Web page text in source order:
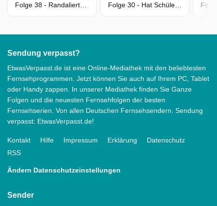
Folge 30 - Hat Schülerin Rivalin die Treppe hinuntergestoßen?
Sendung verpasst?
EtwasVerpasst.de ist eine Online-Mediathek mit den beliebtesten
Fernsehprogrammen. Jetzt können Sie auch auf Ihrem PC, Tablet
oder Handy zappen. In unserer Mediathek finden Sie Ganze
Folgen und die neuesten Fernsehfolgen der besten
Fernsehserien. Von allen Deutschen Fernsehsendern. Sendung
verpasst: EtwasVerpasst.de!
Kontakt Hilfe Impressum Erklärung
Datenschutz
RSS
Ändern Datenschutzeinstellungen
Sender